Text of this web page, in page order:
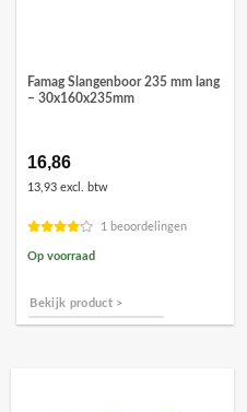
Famag Slangenboor 235 mm lang
– 30x160x235mm
16,86
13,93 excl. btw
1 beoordelingen
Op voorraad
Bekijk product >